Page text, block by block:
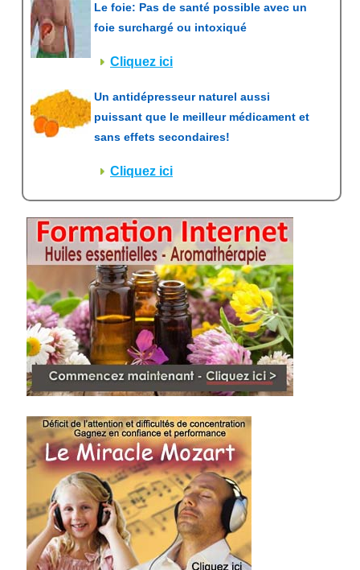
Le foie: Pas de santé possible avec un
foie surchargé ou intoxiqué
Cliquez ici
Un antidépresseur naturel aussi
puissant que le meilleur médicament et
sans effets secondaires!
Cliquez ici